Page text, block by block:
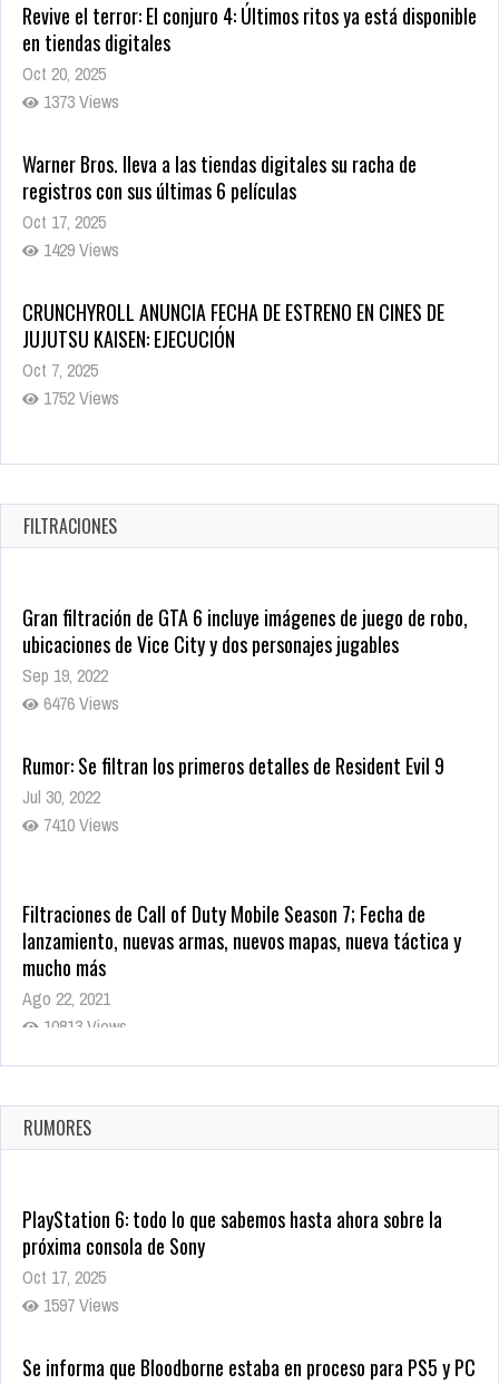
Revive el terror: El conjuro 4: Últimos ritos ya está disponible
en tiendas digitales
Oct 20, 2025
1373 Views
Warner Bros. lleva a las tiendas digitales su racha de
registros con sus últimas 6 películas
Oct 17, 2025
1429 Views
CRUNCHYROLL ANUNCIA FECHA DE ESTRENO EN CINES DE
JUJUTSU KAISEN: EJECUCIÓN
Oct 7, 2025
1752 Views
5 Películas de Terror Basadas en la Vida Real que te Helarán
Oct 22, 2025
1332 Views
FILTRACIONES
Gran filtración de GTA 6 incluye imágenes de juego de robo,
ubicaciones de Vice City y dos personajes jugables
Sep 19, 2022
6476 Views
Rumor: Se filtran los primeros detalles de Resident Evil 9
Jul 30, 2022
7410 Views
Filtraciones de Call of Duty Mobile Season 7; Fecha de
lanzamiento, nuevas armas, nuevos mapas, nueva táctica y
mucho más
Ago 22, 2021
10813 Views
La configuración de Call of Duty 2021 aparentemente ya fue
Ago 8, 2021
9995 Views
RUMORES
PlayStation 6: todo lo que sabemos hasta ahora sobre la
próxima consola de Sony
Oct 17, 2025
1597 Views
Se informa que Bloodborne estaba en proceso para PS5 y PC